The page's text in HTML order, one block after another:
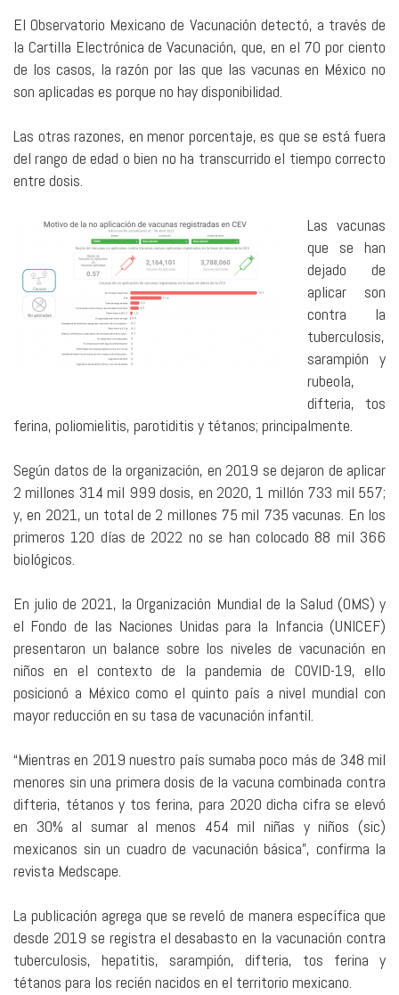
El Observatorio Mexicano de Vacunación detectó, a través de
la Cartilla Electrónica de Vacunación, que, en el 70 por ciento
de los casos, la razón por las que las vacunas en México no
son aplicadas es porque no hay disponibilidad.
Las otras razones, en menor porcentaje, es que se está fuera
del rango de edad o bien no ha transcurrido el tiempo correcto
entre dosis.
Las vacunas
que se han
dejado de
aplicar son
contra la
tuberculosis,
sarampión y
rubeola,
difteria, tos
ferina, poliomielitis, parotiditis y tétanos; principalmente.
Según datos de la organización, en 2019 se dejaron de aplicar
2 millones 314 mil 999 dosis, en 2020, 1 millón 733 mil 557;
y, en 2021, un total de 2 millones 75 mil 735 vacunas. En los
primeros 120 días de 2022 no se han colocado 88 mil 366
biológicos.
En julio de 2021, la Organización Mundial de la Salud (OMS) y
el Fondo de las Naciones Unidas para la Infancia (UNICEF)
presentaron un balance sobre los niveles de vacunación en
niños en el contexto de la pandemia de COVID-19, ello
posicionó a México como el quinto país a nivel mundial con
mayor reducción en su tasa de vacunación infantil.
“Mientras en 2019 nuestro país sumaba poco más de 348 mil
menores sin una primera dosis de la vacuna combinada contra
difteria, tétanos y tos ferina, para 2020 dicha cifra se elevó
en 30% al sumar al menos 454 mil niñas y niños (sic)
mexicanos sin un cuadro de vacunación básica”, confirma la
revista Medscape.
La publicación agrega que se reveló de manera específica que
desde 2019 se registra el desabasto en la vacunación contra
tuberculosis, hepatitis, sarampión, difteria, tos ferina y
tétanos para los recién nacidos en el territorio mexicano.